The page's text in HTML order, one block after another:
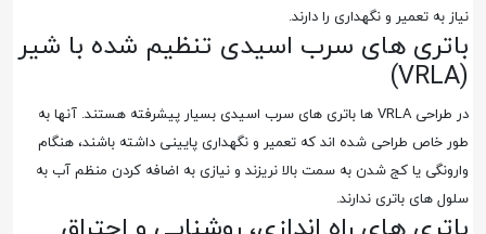
نیاز به تعمیر و نگهداری را دارند.
باتری های سرب اسیدی تنظیم شده با شیر
(VRLA)
در طراحی VRLA ها باتری های سرب اسیدی بسیار پیشرفته هستند. آنها به
طور خاص طراحی شده اند که تعمیر و نگهداری پایینی داشته باشند، هنگام
وارونگی یا کج شدن به سمت بالا نریزند و نیازی به اضافه کردن منظم آب به
سلول های باتری ندارند.